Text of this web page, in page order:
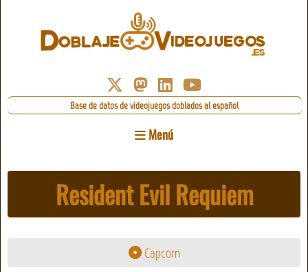
Base de datos de videojuegos doblados al español
Menú
Resident Evil Requiem
Capcom